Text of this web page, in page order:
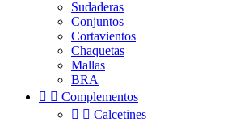
Sudaderas
Conjuntos
Cortavientos
Chaquetas
Mallas
BRA
  Complementos
  Calcetines